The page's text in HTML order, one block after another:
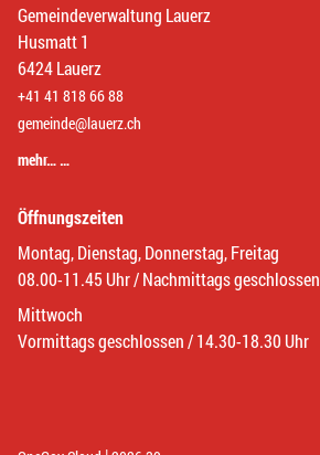
Gemeindeverwaltung Lauerz
Husmatt 1
6424 Lauerz
+41 41 818 66 88
gemeinde@lauerz.ch
mehr… …
Öffnungszeiten
Montag, Dienstag, Donnerstag, Freitag
08.00-11.45 Uhr / Nachmittags geschlossen
Mittwoch
Vormittags geschlossen / 14.30-18.30 Uhr